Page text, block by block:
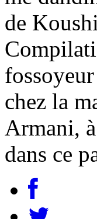
de
chez la
Armani,
dans ce